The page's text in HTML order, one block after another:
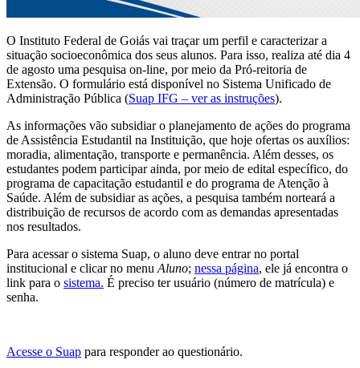
O Instituto Federal de Goiás vai traçar um perfil e caracterizar a
situação socioeconômica dos seus alunos. Para isso, realiza até dia 4
de agosto uma pesquisa on-line, por meio da Pró-reitoria de
Extensão. O formulário está disponível no Sistema Unificado de
Administração Pública (Suap IFG – ver as instruções).
As informações vão subsidiar o planejamento de ações do programa
de Assistência Estudantil na Instituição, que hoje ofertas os auxílios:
moradia, alimentação, transporte e permanência. Além desses, os
estudantes podem participar ainda, por meio de edital específico, do
programa de capacitação estudantil e do programa de Atenção à
Saúde. Além de subsidiar as ações, a pesquisa também norteará a
distribuição de recursos de acordo com as demandas apresentadas
nos resultados.
Para acessar o sistema Suap, o aluno deve entrar no portal
institucional e clicar no menuAluno; nessa página, ele já encontra o
link para o sistema. É preciso ter usuário (número de matrícula) e
senha.
Acesse o Suap para responder ao questionário.